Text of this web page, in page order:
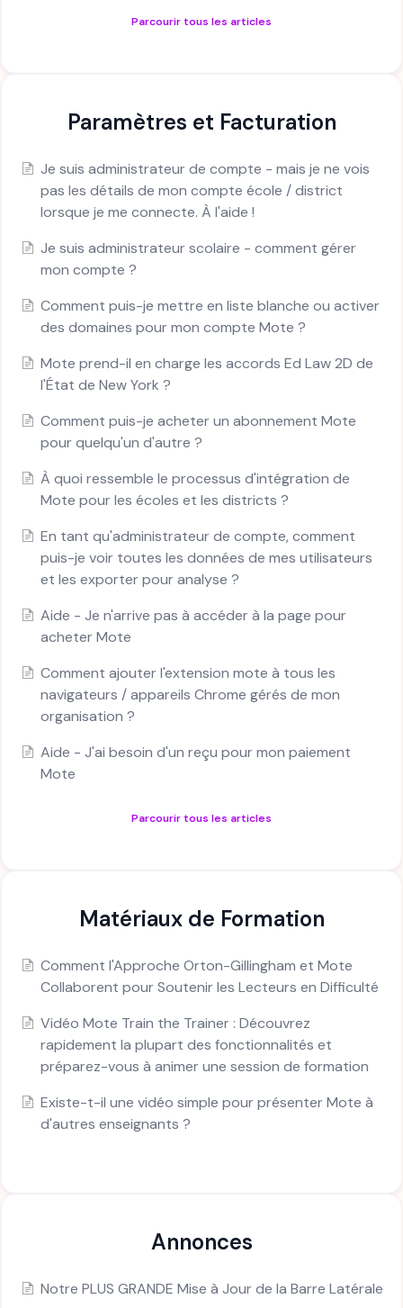
Parcourir tous les articles
Paramètres et Facturation
Je suis administrateur de compte - mais je ne vois
pas les détails de mon compte école / district
lorsque je me connecte. À l'aide !
Je suis administrateur scolaire - comment gérer
mon compte ?
Comment puis-je mettre en liste blanche ou activer
des domaines pour mon compte Mote ?
Mote prend-il en charge les accords Ed Law 2D de
l'État de New York ?
Comment puis-je acheter un abonnement Mote
pour quelqu'un d'autre ?
À quoi ressemble le processus d'intégration de
Mote pour les écoles et les districts ?
En tant qu'administrateur de compte, comment
puis-je voir toutes les données de mes utilisateurs
et les exporter pour analyse ?
Aide - Je n'arrive pas à accéder à la page pour
acheter Mote
Comment ajouter l'extension mote à tous les
navigateurs / appareils Chrome gérés de mon
organisation ?
Aide - J'ai besoin d'un reçu pour mon paiement
Mote
Parcourir tous les articles
Matériaux de Formation
Comment l'Approche Orton-Gillingham et Mote
Collaborent pour Soutenir les Lecteurs en Difficulté
Vidéo Mote Train the Trainer : Découvrez
rapidement la plupart des fonctionnalités et
préparez-vous à animer une session de formation
Existe-t-il une vidéo simple pour présenter Mote à
d'autres enseignants ?
Annonces
Notre PLUS GRANDE Mise à Jour de la Barre Latérale